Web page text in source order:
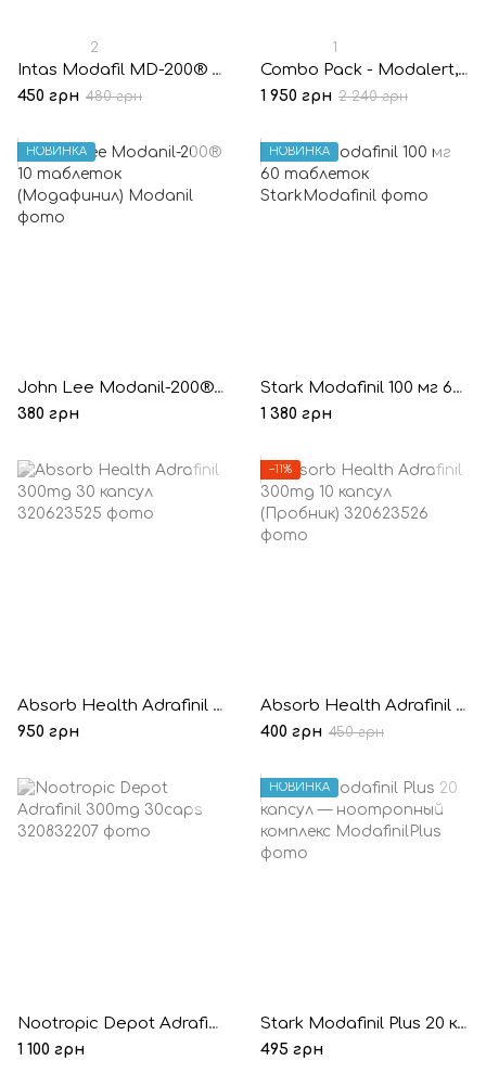
2
Intas Modafil MD-200® 10 таблеток (Модафинил)
450 грн 480 грн
1
Combo Pack - Modalert, Modvigil, Modafil MD, Waklert, Artvigil
1 950 грн 2 240 грн
НОВИНКА
John Lee Modanil-200® 10 таблеток (Модафинил)
380 грн
НОВИНКА
Stark Modafinil 100 мг 60 таблеток
1 380 грн
Absorb Health Adrafinil 300mg 30 капсул
950 грн
−11%
Absorb Health Adrafinil 300mg 10 капсул (Пробник)
400 грн 450 грн
Nootropic Depot Adrafinil 300mg 30caps
1 100 грн
НОВИНКА
Stark Modafinil Plus 20 капсул — ноотропный комплекс
495 грн